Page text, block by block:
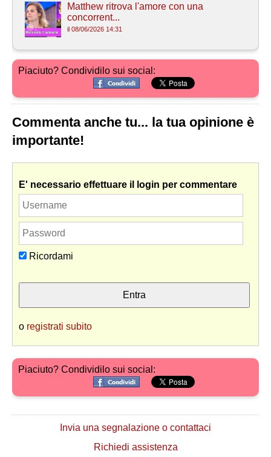
Matthew ritrova l'amore con una
concorrent...
il 08/06/2026 14:31
Piaciuto? Condividilo sui social:
Commenta anche tu... la tua opinione è
importante!
E' necessario effettuare il login per commentare
Ricordami
o registrati subito
Piaciuto? Condividilo sui social:
Invia una segnalazione o contattaci
Richiedi assistenza